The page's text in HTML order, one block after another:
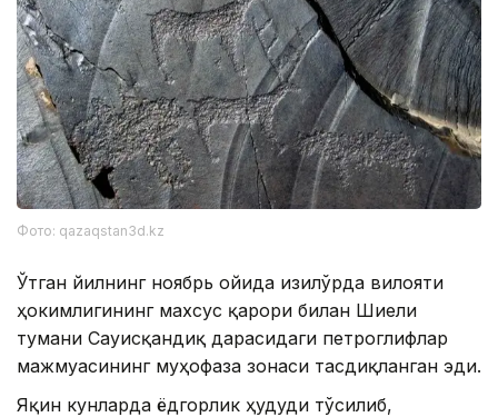
Фото: qazaqstan3d.kz
Ўтган йилнинг ноябрь ойида Қизилўрда вилояти
ҳокимлигининг махсус қарори билан Шиели
тумани Сауисқандиқ дарасидаги петроглифлар
мажмуасининг муҳофаза зонаси тасдиқланган эди.
Яқин кунларда ёдгорлик ҳудуди тўсилиб,